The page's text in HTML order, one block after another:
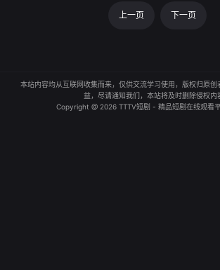
上一页 下一页
本站内容均从互联网收集而来，仅供交流学习使用，版权归原
益，尽请通知我们，本站将及时删除侵权内
Copyright @ 2026 TTTV短剧 - 精品短剧在线观看